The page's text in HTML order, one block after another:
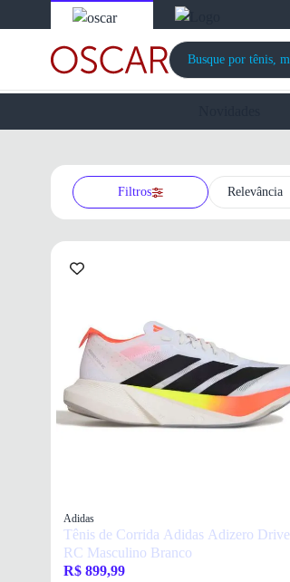
Filtros
Adidas
Tênis de Corrida Adidas Adizero Drive
RC Masculino Branco
R$ 899,99